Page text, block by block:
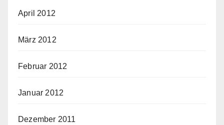
April 2012
März 2012
Februar 2012
Januar 2012
Dezember 2011